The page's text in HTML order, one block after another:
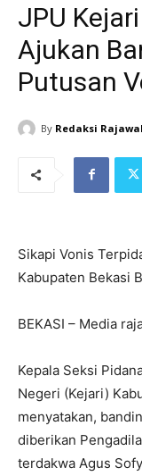
JPU
Ajukan
Putusan
By Redaksi
Sikapi Vonis
Kabupaten Bekasi
BEKASI – Media
Kepala Seksi
Negeri (Kejari)
menyatakan,
diberikan
terdakwa Agus